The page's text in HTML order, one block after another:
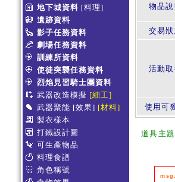
地下城資料 [料理]
遺跡資料
影子任務資料
劇場任務資料
訓練所資料
使徒突襲任務資料
烈焰見習騎士團資料
武器改造模擬 [細工]
武器聚能 [效果] [材料]
製衣樣本
打鐵設計圖
可生產物品
料理食譜
角色稱號
物品說
交易
活動
使用可
道具主
msg.